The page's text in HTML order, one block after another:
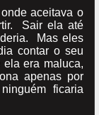
aceitava o
Sair ela até
Mas eles
contar o seu
era maluca,
apenas por
ficaria